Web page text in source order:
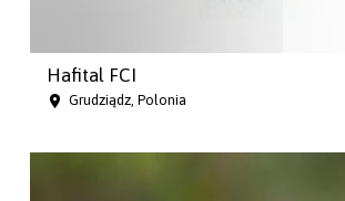
Hafital FCI
Grudziądz, Polonia